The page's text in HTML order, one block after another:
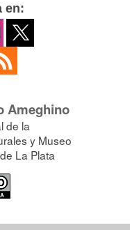
en:
Ameghino
de la
y Museo
La Plata